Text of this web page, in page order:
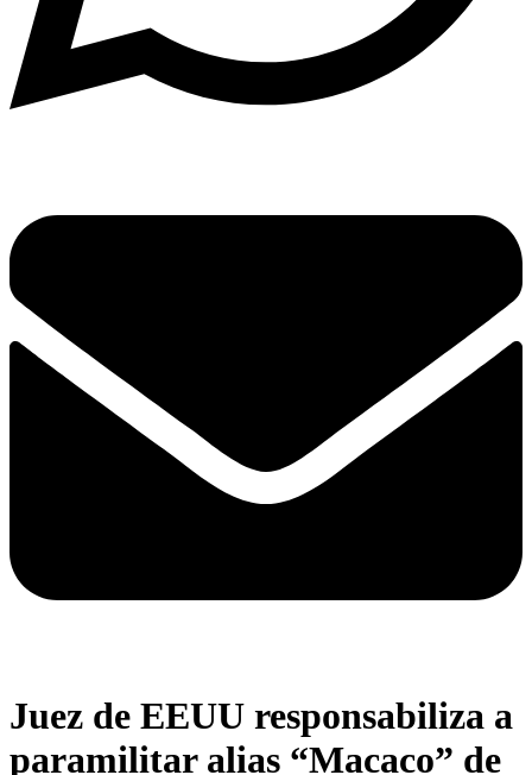
Juez de EEUU responsabiliza a
paramilitar alias “Macaco” de